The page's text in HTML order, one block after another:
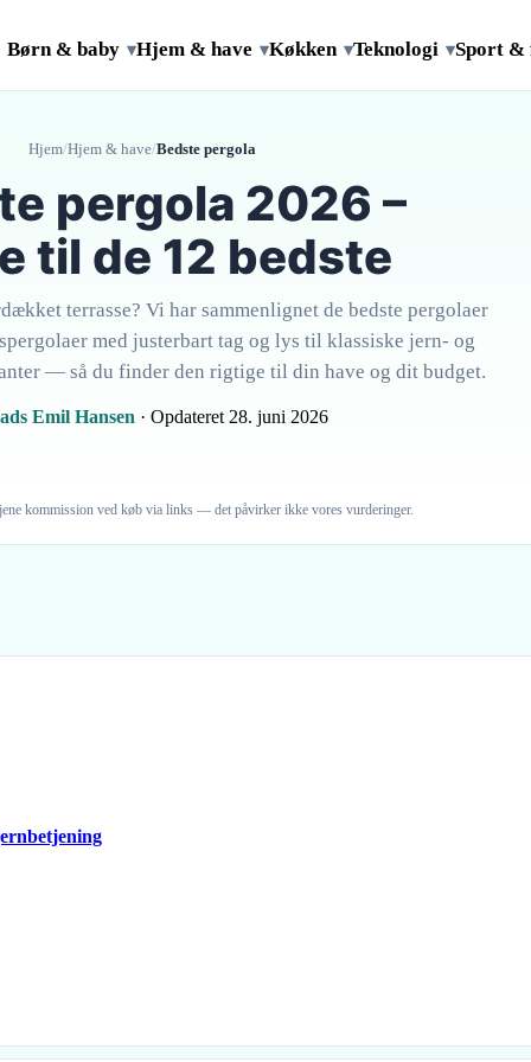
Børn & baby ▾Hjem & have ▾Køkken ▾Teknologi ▾Sport
Hjem/Hjem & have/Bedste pergola
pergola 2026 –
til de 12 bedste
terrasse? Vi har sammenlignet de bedste pergolaer
med justerbart tag og lys til klassiske jern- og
— så du finder den rigtige til din have og dit budget.
Emil Hansen · Opdateret 28. juni 2026
kommission ved køb via links — det påvirker ikke vores vurderinger.